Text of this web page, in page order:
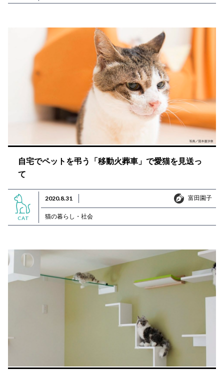
自宅でペットを弔う「移動火葬車」で愛猫を見送っ
て
CAT
2020.8.31 富田園子
富田園子
猫の暮らし・社会